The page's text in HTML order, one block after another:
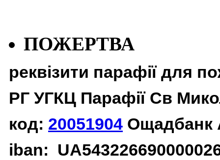
ПОЖЕРТВА
реквізити парафії для
РГ УГКЦ Парафії Св
код: 20051904 Ощадбанк
iban: